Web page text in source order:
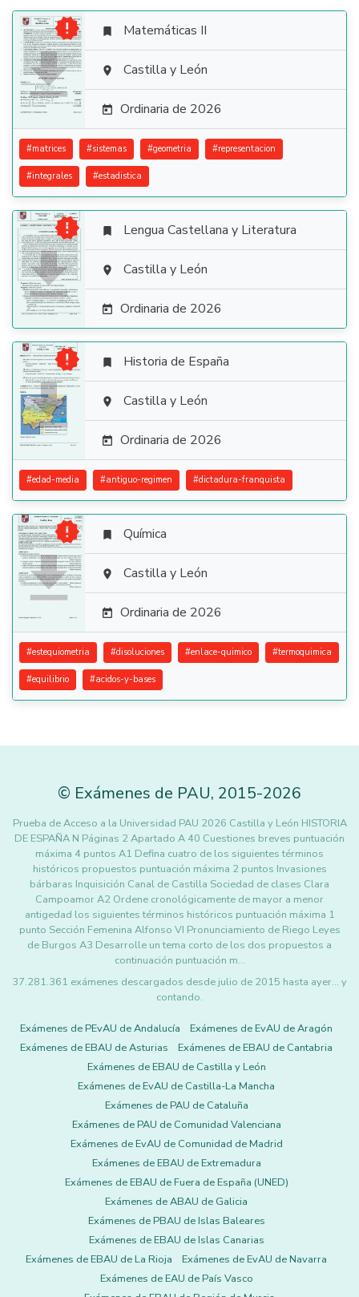

  Matemáticas II
 Castilla y León
 Ordinaria de 2026
#matrices #sistemas #geometria #representacion
#integrales #estadistica

  Lengua Castellana y Literatura
 Castilla y León
 Ordinaria de 2026

  Historia de España
 Castilla y León
 Ordinaria de 2026
#edad-media #antiguo-regimen #dictadura-franquista

  Química
 Castilla y León
 Ordinaria de 2026
#estequiometria #disoluciones #enlace-quimico #termoquimica
#equilibrio #acidos-y-bases
© Exámenes de PAU, 2015-2026
Prueba de Acceso a la Universidad PAU 2026 Castilla y León HISTORIA
DE ESPAÑA N Páginas 2 Apartado A 40 Cuestiones breves puntuación
máxima 4 puntos A1 Defina cuatro de los siguientes términos
históricos propuestos puntuación máxima 2 puntos Invasiones
bárbaras Inquisición Canal de Castilla Sociedad de clases Clara
Campoamor A2 Ordene cronológicamente de mayor a menor
antigedad los siguientes términos históricos puntuación máxima 1
punto Sección Femenina Alfonso VI Pronunciamiento de Riego Leyes
de Burgos A3 Desarrolle un tema corto de los dos propuestos a
continuación puntuación m…
37.281.361 exámenes descargados desde julio de 2015 hasta ayer... y
contando.
Exámenes de PEvAU de Andalucía
Exámenes de EvAU de Aragón
Exámenes de EBAU de Asturias
Exámenes de EBAU de Cantabria
Exámenes de EBAU de Castilla y León
Exámenes de EvAU de Castilla-La Mancha
Exámenes de PAU de Cataluña
Exámenes de PAU de Comunidad Valenciana
Exámenes de EvAU de Comunidad de Madrid
Exámenes de EBAU de Extremadura
Exámenes de EBAU de Fuera de España (UNED)
Exámenes de ABAU de Galicia
Exámenes de PBAU de Islas Baleares
Exámenes de EBAU de Islas Canarias
Exámenes de EBAU de La Rioja
Exámenes de EvAU de Navarra
Exámenes de EAU de País Vasco